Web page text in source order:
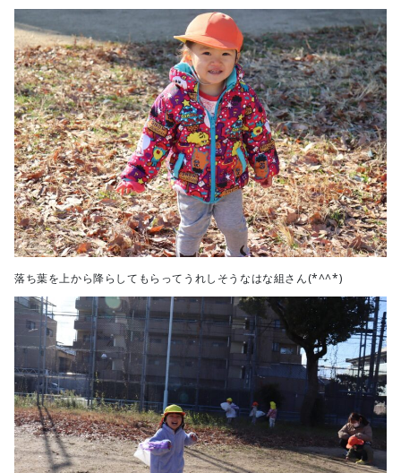
落ち葉を上から降らしてもらってうれしそうなはな組さん(*^^*)